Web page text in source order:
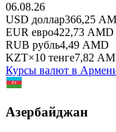
06.08.26
USD доллар366,25
EUR евро422,73 AMD
RUB рубль4,49 AMD
KZT×10 тенге7,82
Курсы валют в
Азербайджан